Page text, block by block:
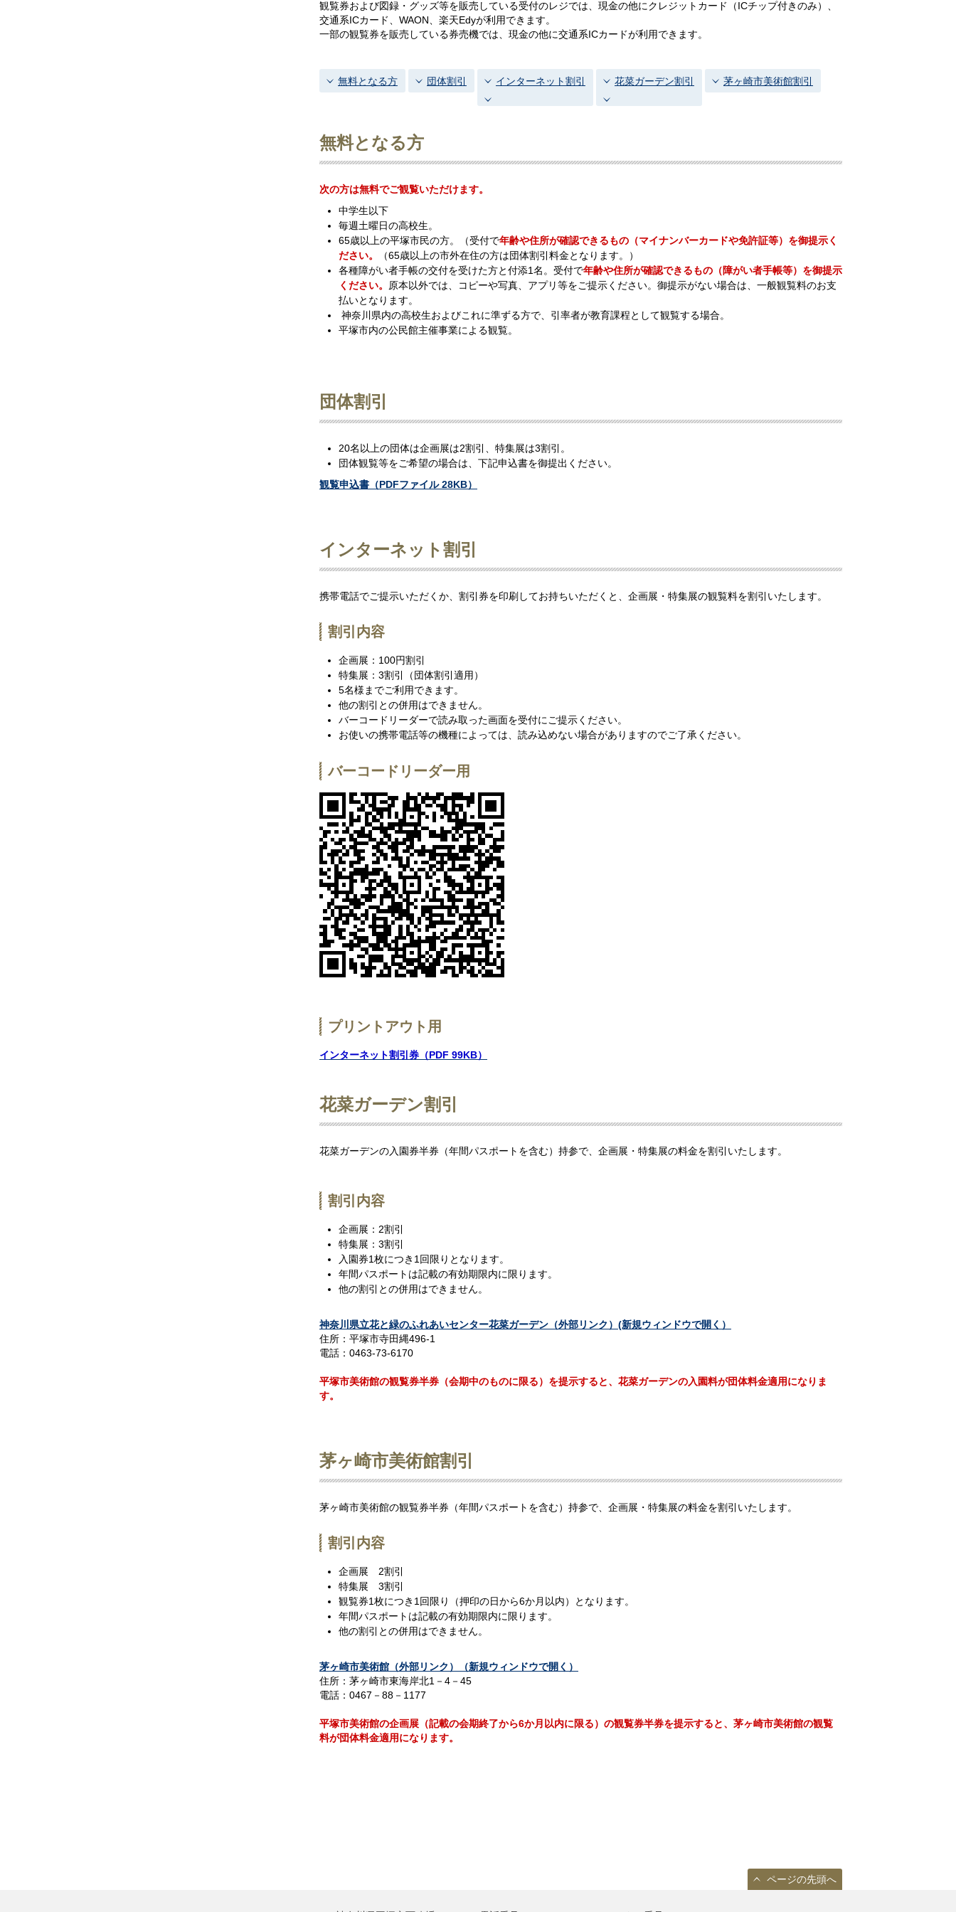
観覧券および図録・グッズ等を販売している受付のレジでは、現金の他にクレジットカード（ICチップ付きのみ）、
交通系ICカード、WAON、楽天Edyが利用できます。
一部の観覧券を販売している券売機では、現金の他に交通系ICカードが利用できます。
無料となる方 団体割引 インターネット割引 花菜ガーデン割引 茅ヶ崎市美術館割引
無料となる方
次の方は無料でご観覧いただけます。
中学生以下
毎週土曜日の高校生。
65歳以上の平塚市民の方。（受付で年齢や住所が確認できるもの（マイナンバーカードや免許証等）を御提示く
ださい。
（65歳以上の市外在住の方は団体割引料金となります。）
各種障がい者手帳の交付を受けた方と付添1名。受付で年齢や住所が確認できるもの（障がい者手帳等）を御提示
ください。
原本以外では、コピーや写真、アプリ等をご提示ください。御提示がない場合は、一般観覧料のお支
払いとなります。
神奈川県内の高校生およびこれに準ずる方で、引率者が教育課程として観覧する場合。
平塚市内の公民館主催事業による観覧。
団体割引
20名以上の団体は企画展は2割引、特集展は3割引。
団体観覧等をご希望の場合は、下記申込書を御提出ください。
観覧申込書（PDFファイル 28KB）
インターネット割引
携帯電話でご提示いただくか、割引券を印刷してお持ちいただくと、企画展・特集展の観覧料を割引いたします。
割引内容
企画展：100円割引
特集展：3割引（団体割引適用）
5名様までご利用できます。
他の割引との併用はできません。
バーコードリーダーで読み取った画面を受付にご提示ください。
お使いの携帯電話等の機種によっては、読み込めない場合がありますのでご了承ください。
バーコードリーダー用
プリントアウト用
インターネット割引券（PDF 99KB）
花菜ガーデン割引
花菜ガーデンの入園券半券（年間パスポートを含む）持参で、企画展・特集展の料金を割引いたします。
割引内容
企画展：2割引
特集展：3割引
入園券1枚につき1回限りとなります。
年間パスポートは記載の有効期限内に限ります。
他の割引との併用はできません。
神奈川県立花と緑のふれあいセンター花菜ガーデン（外部リンク）(新規ウィンドウで開く）
住所：平塚市寺田縄496-1
電話：0463-73-6170
平塚市美術館の観覧券半券（会期中のものに限る）を提示すると、花菜ガーデンの入園料が団体料金適用になりま
す。
茅ヶ崎市美術館割引
茅ヶ崎市美術館の観覧券半券（年間パスポートを含む）持参で、企画展・特集展の料金を割引いたします。
割引内容
企画展 2割引
特集展 3割引
観覧券1枚につき1回限り（押印の日から6か月以内）となります。
年間パスポートは記載の有効期限内に限ります。
他の割引との併用はできません。
茅ヶ崎市美術館 （外部リンク）（新規ウィンドウで開く）
住所：茅ヶ崎市東海岸北1－4－45
電話：0467－88－1177
平塚市美術館の企画展（記載の会期終了から6か月以内に限る）の観覧券半券を提示すると、茅ヶ崎市美術館の観覧
料が団体料金適用になります。
ページの先頭へ